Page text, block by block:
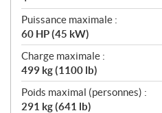
Puissance maximale :
60 HP (45 kW)
Charge maximale :
499 kg (1100 lb)
Poids maximal (personnes) :
291 kg (641 lb)